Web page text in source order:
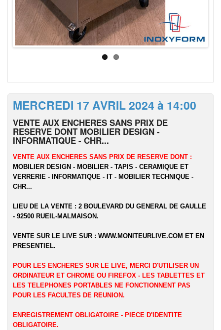
MERCREDI 17 AVRIL 2024 à 14:00
VENTE AUX ENCHERES SANS PRIX DE
RESERVE DONT MOBILIER DESIGN -
INFORMATIQUE - CHR...
VENTE AUX ENCHERES SANS PRIX DE RESERVE DONT :
MOBILIER DESIGN - MOBILIER - TAPIS - CERAMIQUE ET
VERRERIE - INFORMATIQUE - IT - MOBILIER TECHNIQUE -
CHR...
LIEU DE LA VENTE : 2 BOULEVARD DU GENERAL DE GAULLE
- 92500 RUEIL-MALMAISON.
VENTE SUR LE LIVE SUR : WWW.MONITEURLIVE.COM ET EN
PRESENTIEL.
POUR LES ENCHERES SUR LE LIVE, MERCI D'UTILISER UN
ORDINATEUR ET CHROME OU FIREFOX - LES TABLETTES ET
LES TELEPHONES PORTABLES NE FONCTIONNENT PAS
POUR LES FACULTES DE REUNION.
ENREGISTREMENT OBLIGATOIRE - PIECE D'IDENTITE
OBLIGATOIRE.